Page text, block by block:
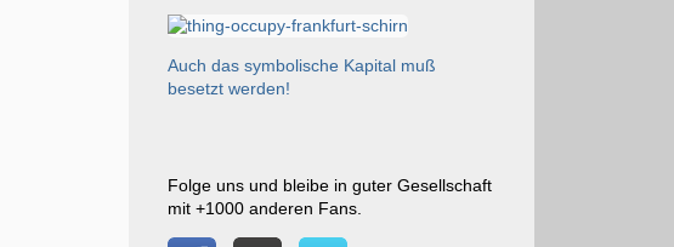
Auch das symbolische Kapital muß
besetzt werden!
Folge uns und bleibe in guter Gesellschaft
mit +1000 anderen Fans.